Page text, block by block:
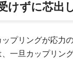
けずに芯出
プリングが応力
一旦カップリン